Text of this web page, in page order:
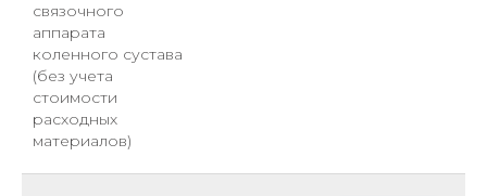
связочного
аппарата
коленного сустава
(без учета
стоимости
расходных
материалов)